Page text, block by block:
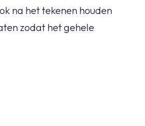
na het tekenen houden
zodat het gehele